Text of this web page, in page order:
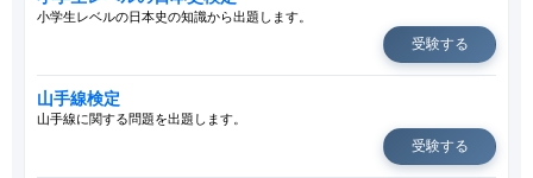
小学生レベルの日本史の知識から出題します。
受験する
山手線検定
山手線に関する問題を出題します。
受験する